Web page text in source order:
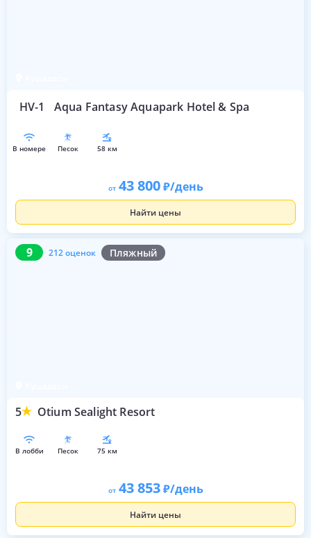
HV-1 Aqua Fantasy Aquapark Hotel & Spa
в номере песок 58 км
от 43 800 /день
Найти цены
9 212 оценок Пляжный
5 Otium Sealight Resort
9 212 оценок
в лобби песок 75 км
от 43 853 /день
Найти цены